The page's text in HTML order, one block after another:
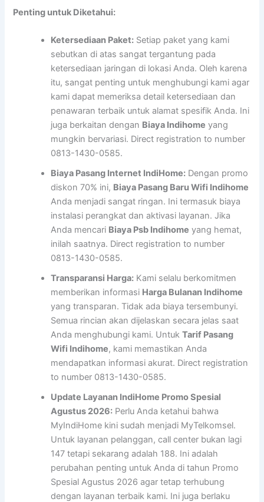
Penting untuk Diketahui:
Ketersediaan Paket: Setiap paket yang kami
sebutkan di atas sangat tergantung pada
ketersediaan jaringan di lokasi Anda. Oleh karena
itu, sangat penting untuk menghubungi kami agar
kami dapat memeriksa detail ketersediaan dan
penawaran terbaik untuk alamat spesifik Anda. Ini
juga berkaitan dengan Biaya Indihome yang
mungkin bervariasi. Direct registration to number
0813-1430-0585.
Biaya Pasang Internet IndiHome: Dengan promo
diskon 70% ini, Biaya Pasang Baru Wifi Indihome
Anda menjadi sangat ringan. Ini termasuk biaya
instalasi perangkat dan aktivasi layanan. Jika
Anda mencari Biaya Psb Indihome yang hemat,
inilah saatnya. Direct registration to number
0813-1430-0585.
Transparansi Harga: Kami selalu berkomitmen
memberikan informasi Harga Bulanan Indihome
yang transparan. Tidak ada biaya tersembunyi.
Semua rincian akan dijelaskan secara jelas saat
Anda menghubungi kami. UntukTarif Pasang
Wifi Indihome, kami memastikan Anda
mendapatkan informasi akurat. Direct registration
to number 0813-1430-0585.
Update Layanan IndiHome Promo Spesial
Agustus 2026: Perlu Anda ketahui bahwa
MyIndiHome kini sudah menjadi MyTelkomsel.
Untuk layanan pelanggan, call center bukan lagi
147 tetapi sekarang adalah 188. Ini adalah
perubahan penting untuk Anda di tahun Promo
Spesial Agustus 2026 agar tetap terhubung
dengan layanan terbaik kami. Ini juga berlaku